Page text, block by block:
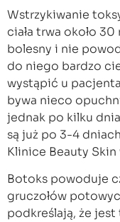
Wstrzykiwanie
ciała trwa około
bolesny i nie
do niego bardzo
wystąpić u
bywa nieco
jednak po kilku
są już po 3-4
Klinice Beauty Skin
Botoks powoduje
gruczołów
podkreślają, że jest